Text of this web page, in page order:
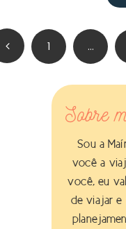
1 …
Sobre
Sou a Maíra e desde 2014 ajudo
você a
você, eu
de viajar e